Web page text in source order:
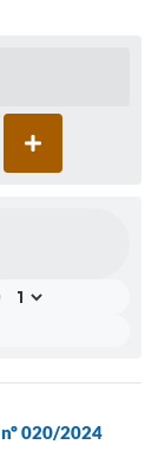
020/2024